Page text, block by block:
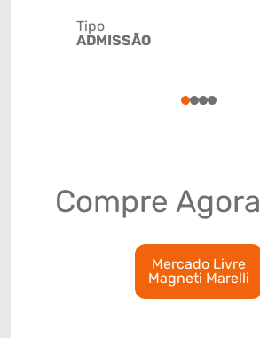
Tipo
ADMISSÃO
1234
Compre Agora
Mercado Livre
Magneti Marelli